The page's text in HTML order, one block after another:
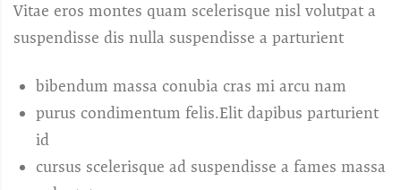
Vitae eros montes quam scelerisque nisl volutpat a
suspendisse dis nulla suspendisse a parturient
bibendum massa conubia cras mi arcu nam
purus condimentum felis.Elit dapibus parturient
id
cursus scelerisque ad suspendisse a fames massa